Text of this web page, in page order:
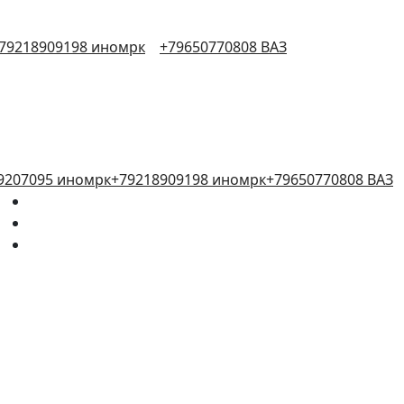
иномрк +79650770808 ВАЗ
иномрк+79218909198 иномрк+79650770808 ВАЗ